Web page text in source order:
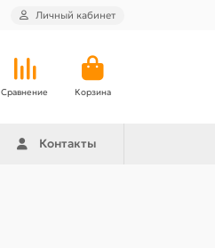
Личный кабинет
Сравнение Корзина
Контакты